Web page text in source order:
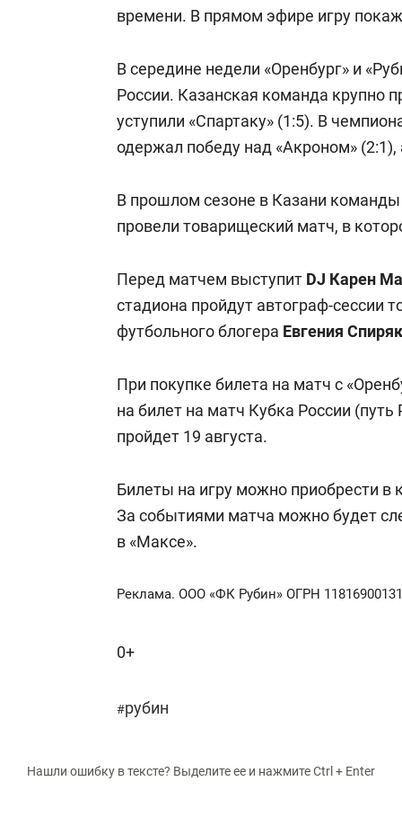
времени. В прямом эфире игру
В середине недели «Оренбург» и
России. Казанская команда крупно
уступили «Спартаку» (1:5). В
одержал победу над «Акроном» (2:1),
В прошлом сезоне в Казани
провели товарищеский матч, в
Перед матчем выступит DJ Карен
стадиона пройдут автограф-сессии
футбольного блогера Евгения
При покупке билета на матч с
на билет на матч Кубка России
пройдет 19 августа.
Билеты на игру можно приобрести в
За событиями матча можно будет
в «Максе».
Реклама. ООО «ФК Рубин» ОГРН
0+
#рубин
Нашли ошибку в тексте? Выделите ее и нажмите Ctrl + Enter